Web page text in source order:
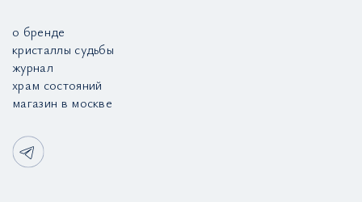
о бренде
кристаллы судьбы
журнал
храм состояний
магазин в москве